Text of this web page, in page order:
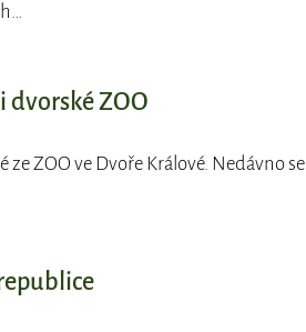
ZOO
ZOO ve Dvoře Králové. Nedávno se